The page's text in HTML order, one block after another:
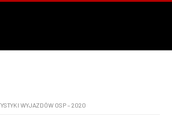
WYJAZDÓW OSP – 2020